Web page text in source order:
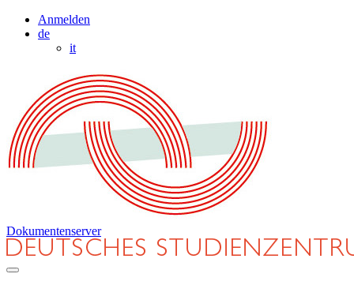
Anmelden
de
it
Dokumentenserver